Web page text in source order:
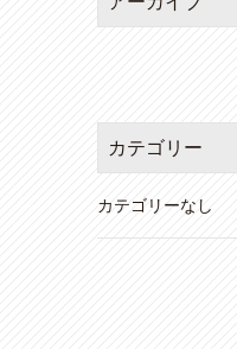
カテゴリー
カテゴリーなし